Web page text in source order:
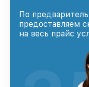
По
предоставляем
на весь прайс